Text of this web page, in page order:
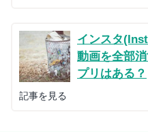
インスタ
動画を全部
プリはある？
記事を見る